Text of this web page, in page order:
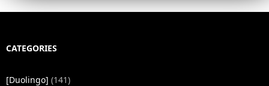
CATEGORIES
[Duolingo] (141)